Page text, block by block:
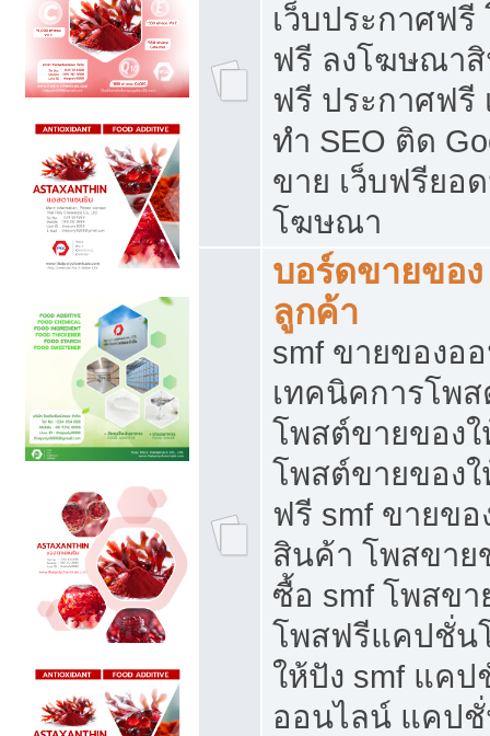
เว็บประกาศฟ
ฟรี ลงโฆษณา
ฟรี ประกาศฟรี
ทำ SEO ติด
ขาย เว็บฟรียอ
โฆษณา
บอร์ดขายของ
ลูกค้า
smf ขายของอ
เทคนิคการโพ
โพสต์ขายของ
โพสต์ขายของ
ฟรี smf ขายข
สินค้า โพสขาย
ซื้อ smf โพสข
โพสฟรีแคปชั่น
ให้ปัง smf แค
ออนไลน์ แคป